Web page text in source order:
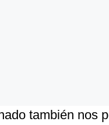
también nos